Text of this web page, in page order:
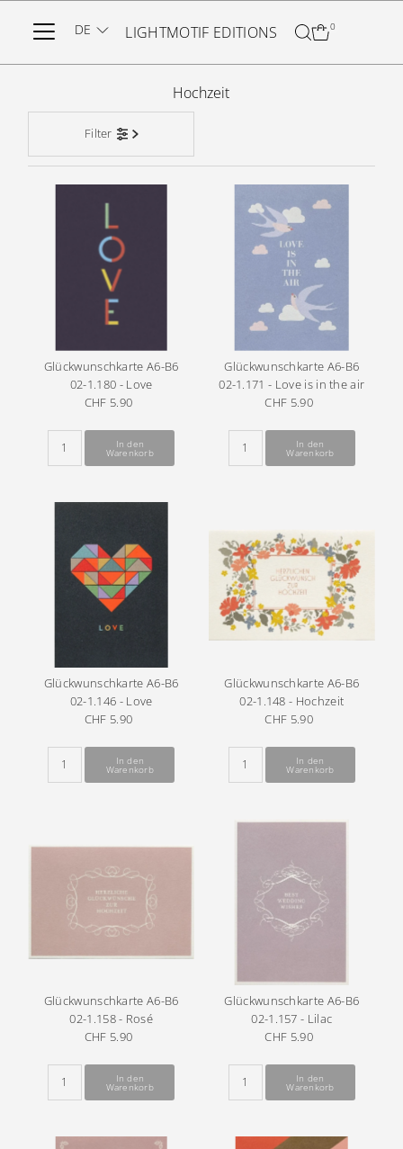
Direkt zum Inhalt
LIGHTMOTIF EDITIONS 0
Hochzeit
Filter
Glückwunschkarte A6-B6
02-1.180 - Love
Regulärer
CHF 5.90
Glückwunschkarte A6-B6
02-1.171 - Love is in the air
Regulärer
CHF 5.90
Glückwunschkarte A6-B6
02-1.146 - Love
Regulärer
CHF 5.90
Glückwunschkarte A6-B6
02-1.148 - Hochzeit
Regulärer
CHF 5.90
Glückwunschkarte A6-B6
02-1.158 - Rosé
Regulärer
CHF 5.90
Glückwunschkarte A6-B6
02-1.157 - Lilac
Regulärer
CHF 5.90
DE